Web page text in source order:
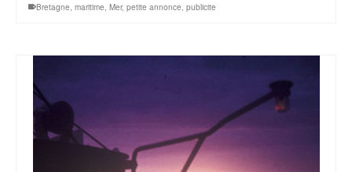
Bretagne maritime Mer, petite annonce publicite